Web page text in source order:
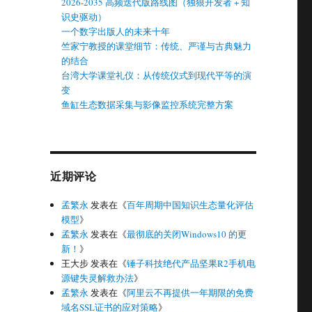
识史驱动）
一个数字出版人的未来十年
竺家宁教授的课堂细节：传统、严谨与古典魅力
的结合
台湾大学课堂礼仪：从传统仪式到现代平等的演
变
鱼缸生态数据采集与影像监控系统完整方案
近期评论
孟繁永 发表在《百年周期中国知识生态量化评估
模型》
孟繁永 发表在《最彻底的关闭Windows10 的更
新！ 》
王大步发表在《锤子科技绝代产品坚果R2手机电
源键失灵解救办法》
孟繁永 发表在《阿里云不再提供一年期限的免费
域名SSL证书的应对策略》